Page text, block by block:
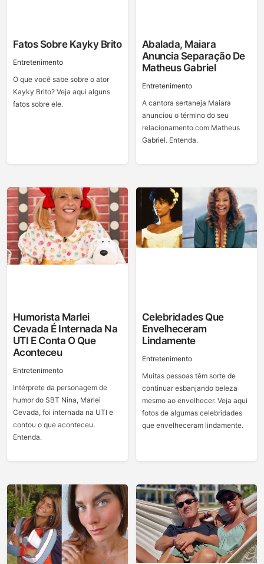
Fatos Sobre Kayky Brito
Entretenimento
O que você sabe sobre o ator
Kayky Brito? Veja aqui alguns
fatos sobre ele.
Abalada, Maiara
Anuncia Separação De
Matheus Gabriel
Entretenimento
A cantora sertaneja Maiara
anunciou o término do seu
relacionamento com Matheus
Gabriel. Entenda.
Humorista Marlei
Cevada É Internada Na
UTI E Conta O Que
Aconteceu
Entretenimento
Intérprete da personagem de
humor do SBT Nina, Marlei
Cevada, foi internada na UTI e
contou o que aconteceu.
Entenda.
Celebridades Que
Envelheceram
Lindamente
Entretenimento
Muitas pessoas têm sorte de
continuar esbanjando beleza
mesmo ao envelhecer. Veja aqui
fotos de algumas celebridades
que envelheceram lindamente.